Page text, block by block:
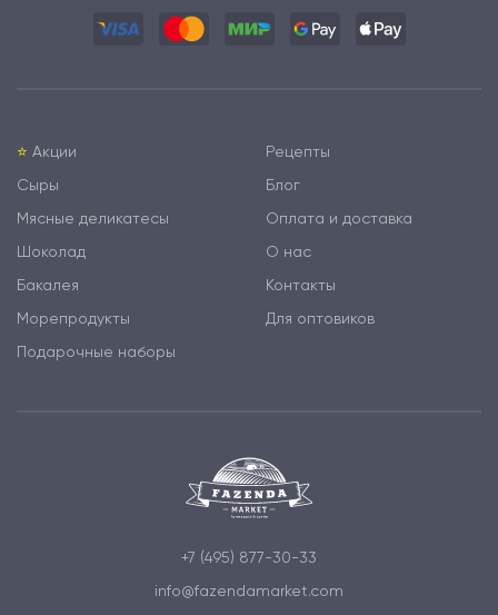
⭐️ Акции
Сыры
Мясные деликатесы
Шоколад
Бакалея
Морепродукты
Подарочные наборы
Рецепты
Блог
Оплата и доставка
О нас
Контакты
Для оптовиков
+7 (495) 877-30-33
info@fazendamarket.com